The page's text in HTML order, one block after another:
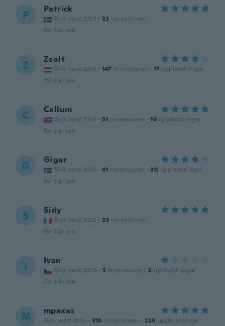
P Patrick
Gick med 2023 · 22 recensioner
för 3 år sen
Z Zsolt
Gick med 2016 · 147 recensioner · 17 uppladdningar
för 3 år sen
C Callum
Gick med 2019 · 51 recensioner · 16 uppladdningar
för 3 år sen
G Gigar
Gick med 2015 · 81 recensioner · 30 uppladdningar
för 3 år sen
S Sidy
Gick med 2022 · 29 recensioner
för 3 år sen
I Ivan
Gick med 2020 · 5 recensioner · 2 uppladdningar
för 3 år sen
M mpaxas
Gick med 2016 · 310 recensioner · 226 uppladdningar